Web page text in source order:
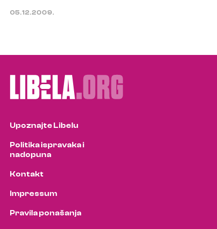
05.12.2009.
Upoznajte Libelu
Politika ispravaka i
nadopuna
Kontakt
Impressum
Pravila ponašanja